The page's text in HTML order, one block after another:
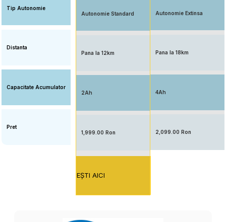
Tip Autonomie
Distanta
Capacitate Acumulator
Pret
Autonomie Standard
Pana la 12km
2Ah
1,999.00 Ron
EŞTI AICI
Autonomie Extinsa
Pana la 18km
4Ah
2,099.00 Ron